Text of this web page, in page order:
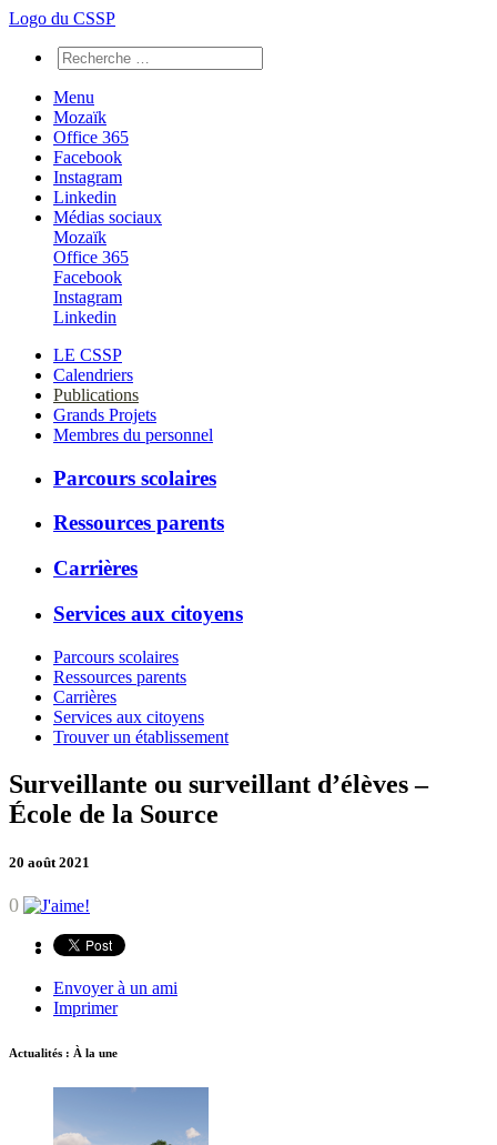
Logo du CSSP
Menu
Mozaïk
Office 365
Facebook
Instagram
Linkedin
Médias sociaux
Mozaïk
Office 365
Facebook
Instagram
Linkedin
LE CSSP
Calendriers
Publications
Grands Projets
Membres du personnel
Parcours scolaires
Ressources parents
Carrières
Services aux citoyens
Parcours scolaires
Ressources parents
Carrières
Services aux citoyens
Trouver un établissement
Surveillante ou surveillant d’élèves –
École de la Source
20 août 2021
0
Envoyer à un ami
Imprimer
Actualités : À la une